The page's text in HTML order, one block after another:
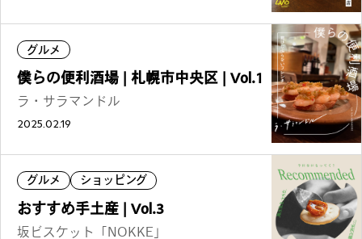
グルメ
僕らの便利酒場 | 札幌市中央区 | Vol.1
ラ・サラマンドル
2025.02.19
グルメ ショッピング
おすすめ手土産 | Vol.3
坂ビスケット「NOKKE」